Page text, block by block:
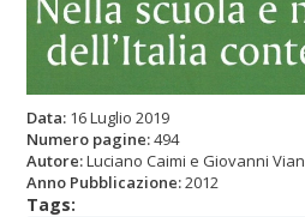
Data: 16 Luglio 2019
Numero pagine:494
Autore:Luciano Caimi e Giovanni Vian
Anno Pubblicazione:2012
Tags: